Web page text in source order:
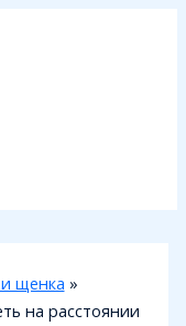
щенка
на расстоянии